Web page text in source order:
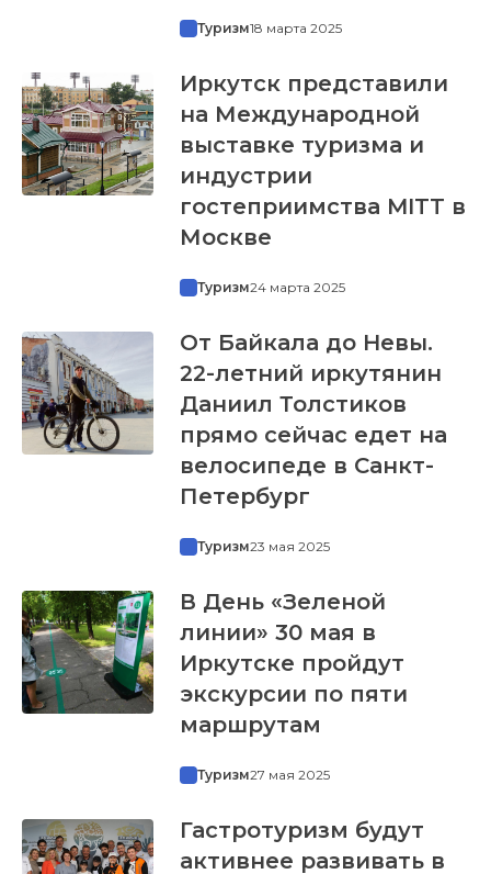
Туризм18 марта 2025
Иркутск представили
на Международной
выставке туризма и
индустрии
гостеприимства MITT в
Москве
Туризм24 марта 2025
От Байкала до Невы.
22-летний иркутянин
Даниил Толстиков
прямо сейчас едет на
велосипеде в Санкт-
Петербург
Туризм23 мая 2025
В День «Зеленой
линии» 30 мая в
Иркутске пройдут
экскурсии по пяти
маршрутам
Туризм27 мая 2025
Гастротуризм будут
активнее развивать в